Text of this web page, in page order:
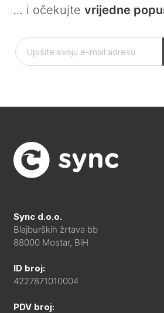
… i očekujte vrijedne
Sync d.o.o.
Blajburških žrtava bb
88000 Mostar, BiH
ID broj:
4227871010004
PDV broj: